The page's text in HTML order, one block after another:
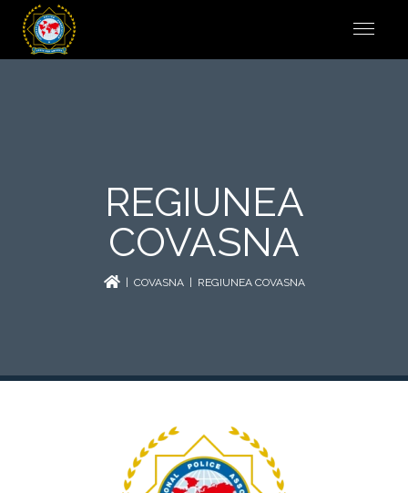
REGIUNEA
COVASNA
| COVASNA| REGIUNEA COVASNA